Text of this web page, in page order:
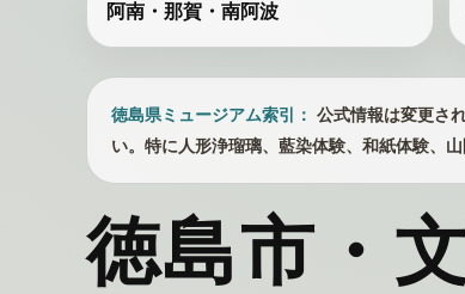
阿南・那賀・南阿波
徳島県ミュージアム索引： 公式情報は変更さ
い。特に人形浄瑠璃、藍染体験、和紙体験、
徳島市・